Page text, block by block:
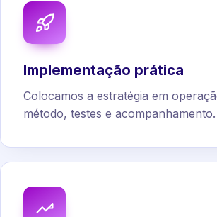
Implementação prática
Colocamos a estratégia em
método, testes e acompanhamento.